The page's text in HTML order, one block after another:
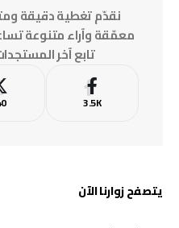
نقدّم تغطية دقيقة
معمّقة وآراء متنوعة
تابع آخر
3.5K
يتصفح زوارنا الآن